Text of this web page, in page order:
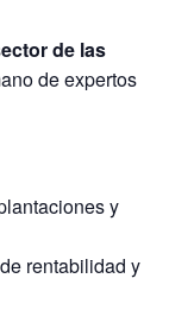
de las
de expertos
y
rentabilidad y